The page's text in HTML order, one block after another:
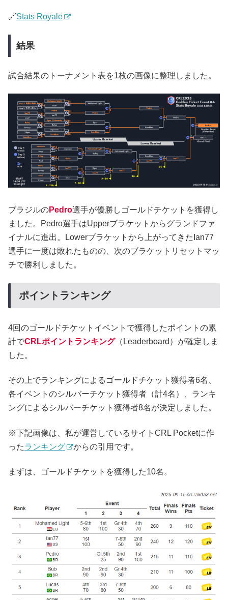
🔗Stats Royale
結果
試合結果のトーナメント表を1枚の画像に整理しました。
ブラジルのPedro選手が優勝しゴールドチケットを獲得し
ました。Pedro選手はUpperブラケットからグランドファ
イナルに進出。Lowerブラケットから上がってきたIan77
選手に一度は敗れたものの、次のブラケットリセットマッ
チで勝利しました。
ポイントランキング
4回のゴールドチケットイベントで獲得したポイントの累
計でCRLポイントランキング（Leaderboard）が確定しま
した。
その上でランキングによるゴールドチケット獲得者6名、
各イベントのシルバーチケット獲得者（計4名）、ランキ
ングによるシルバーチケット獲得者8名が決定しました。
※下記画像は、私が運営しているサイトCRL Pocketに作
ったランキング からの引用です。
まずは、ゴールドチケットを獲得した10名。